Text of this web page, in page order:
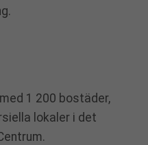
1 200 bostäder,
lokaler i det